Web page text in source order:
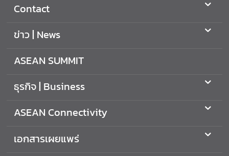
i
e
s
A
E
N
Contact
ข่าว | News
ASEAN SUMMIT
ธุรกิจ | Business
ASEAN Connectivity
เอกสารเผยแพร่